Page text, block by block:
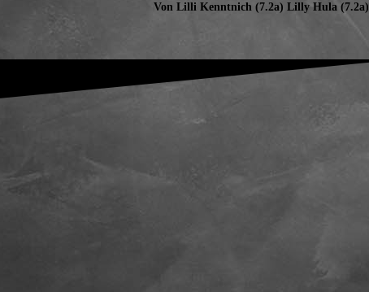
Von Lilli Kenntnich (7.2a) Lilly Hula (7.2a)